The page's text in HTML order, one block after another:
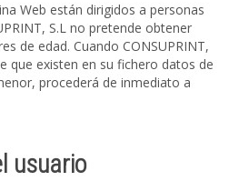
Web están dirigidos a personas
S.L no pretende obtener
de edad. Cuando CONSUPRINT,
que existen en su fichero datos de
procederá de inmediato a
usuario